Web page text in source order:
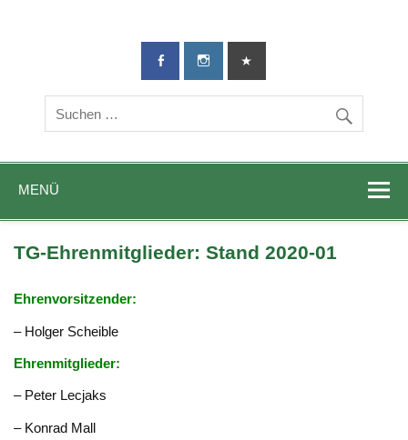
TG-Geislingen
DIE Sportadresse in Geislingen!
MENÜ
TG-Ehrenmitglieder: Stand 2020-01
Ehrenvorsitzender:
– Holger Scheible
Ehrenmitglieder:
– Peter Lecjaks
– Konrad Mall